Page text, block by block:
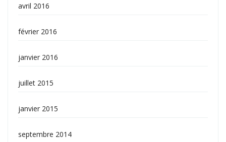
avril 2016
février 2016
janvier 2016
juillet 2015
janvier 2015
septembre 2014